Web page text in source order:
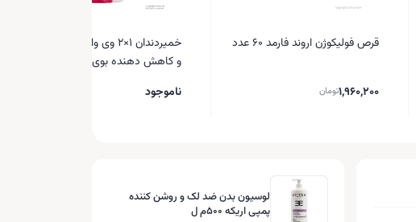
قرص فولیکوژن اروند فارمد 60 عدد
1,960,200تومان
خمیردندان 1×2 وی وان سفید کننده
و کاهش دهنده بوی بد دهان
ناموجود
لوسیون بدن ضد لک و روشن کننده
پمپی اریکه 500م ل